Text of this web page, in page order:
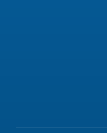
«Дві